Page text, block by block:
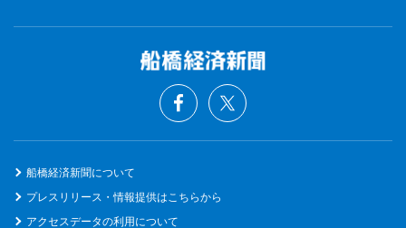
船橋経済新聞について
プレスリリース・情報提供はこちらから
アクセスデータの利用について